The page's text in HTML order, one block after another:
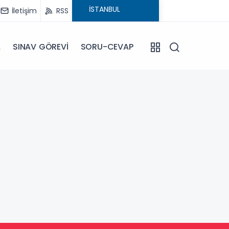
İletişim RSS
SINAV GÖREVİ SORU-CEVAP